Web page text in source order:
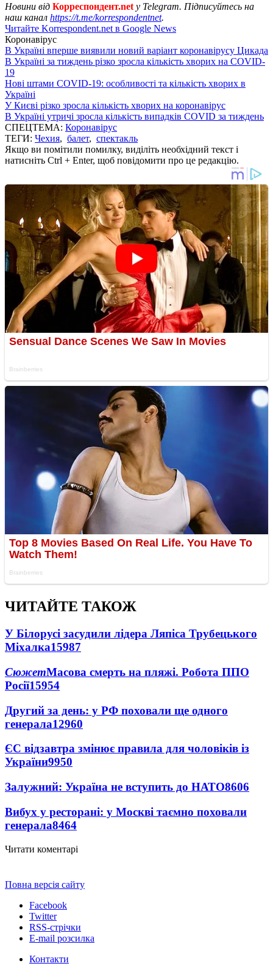
Новини від Корреспондент.net у Telegram. Підписуйтесь на
наш канал https://t.me/korrespondentnet.
Читайте Korrespondent.net в Google News
Коронавірус
В Україні вперше виявили новий варіант коронавірусу Цикада
В Україні за тиждень різко зросла кількість хворих на COVID-
19
Нові штами COVID-19: особливості та кількість хворих в
Україні
У Києві різко зросла кількість хворих на коронавірус
В Україні утричі зросла кількість випадків COVID за тиждень
СПЕЦТЕМА: Коронавірус
ТЕГИ: Чехия, балет, спектакль
Якщо ви помітили помилку, виділіть необхідний текст і
натисніть Ctrl + Enter, щоб повідомити про це редакцію.
ЧИТАЙТЕ ТАКОЖ
У Білорусі засудили лідера Ляпіса Трубецького
Міхалка15987
СюжетМасова смерть на пляжі. Робота ППО
Росії15954
Другий за день: у РФ поховали ще одного
генерала12960
ЄС відзавтра змінює правила для чоловіків із
України9950
Залужний: Україна не вступить до НАТО8606
Вибух у ресторані: у Москві таємно поховали
генерала8464
Читати коментарі
Повна версія сайту
Facebook
Twitter
RSS-стрічки
E-mail розсилка
Контакти